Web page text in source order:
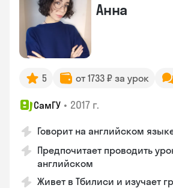
Анна
5 от 1733 ₽ за урок
СамГУ • 2017 г.
Говорит на английском
Предпочитает проводить
английском
Живет в Тбилиси и изучает